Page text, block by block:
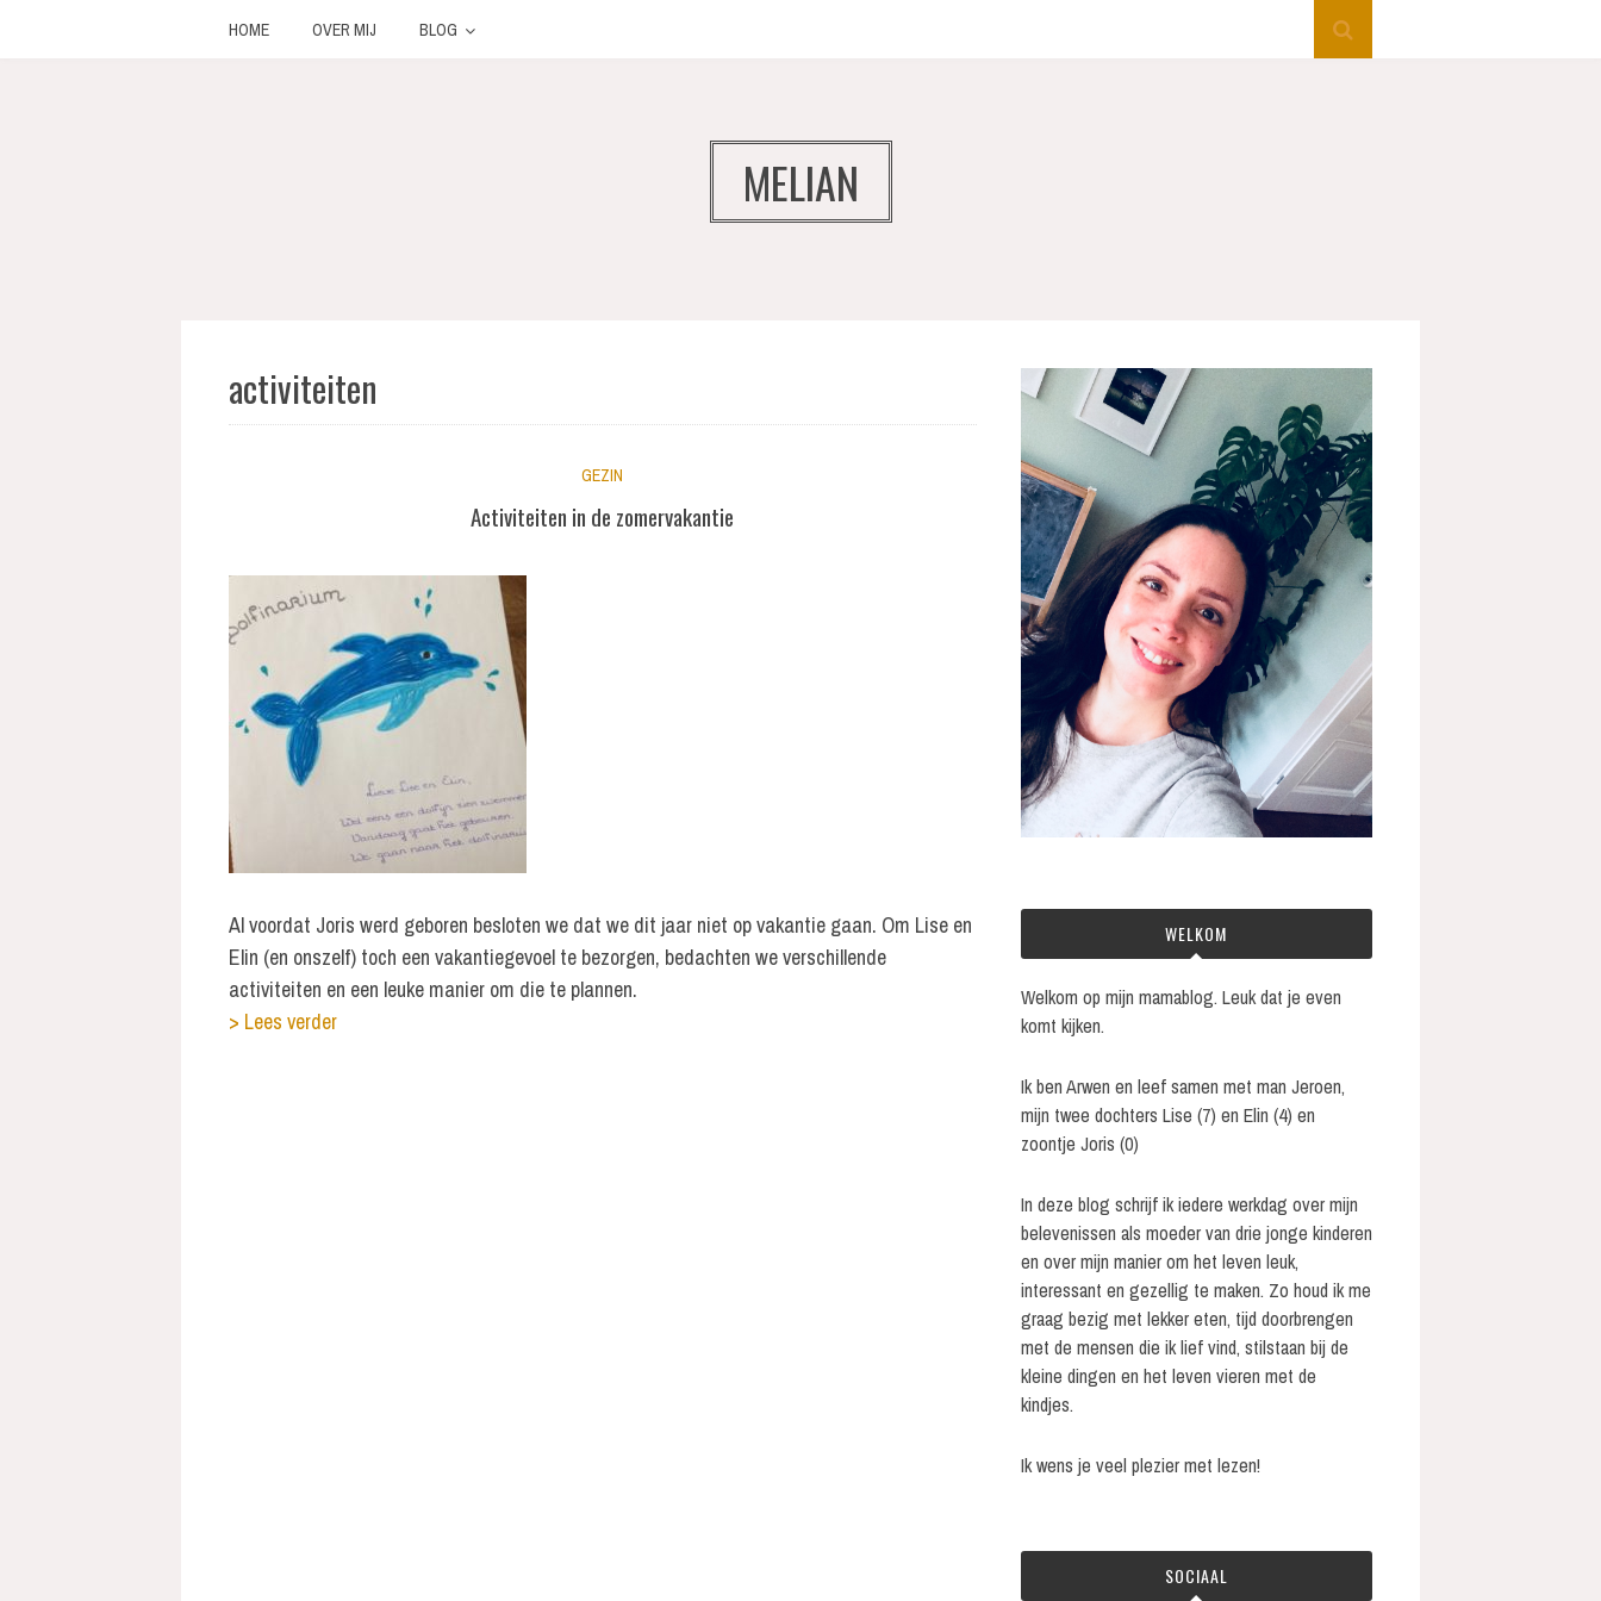
HOME OVER MIJ BLOG
MELIAN
activiteiten
GEZIN
Activiteiten in de zomervakantie
Al voordat Joris werd geboren besloten we dat we dit jaar niet op vakantie gaan. Om Lise en
Elin (en onszelf) toch een vakantiegevoel te bezorgen, bedachten we verschillende
activiteiten en een leuke manier om die te plannen.
> Lees verder
WELKOM
Welkom op mijn mamablog. Leuk dat je even
komt kijken.
Ik ben Arwen en leef samen met man Jeroen,
mijn twee dochters Lise (7) en Elin (4) en
zoontje Joris (0)
In deze blog schrijf ik iedere werkdag over mijn
belevenissen als moeder van drie jonge kinderen
en over mijn manier om het leven leuk,
interessant en gezellig te maken. Zo houd ik me
graag bezig met lekker eten, tijd doorbrengen
met de mensen die ik lief vind, stilstaan bij de
kleine dingen en het leven vieren met de
kindjes.
Ik wens je veel plezier met lezen!
SOCIAAL